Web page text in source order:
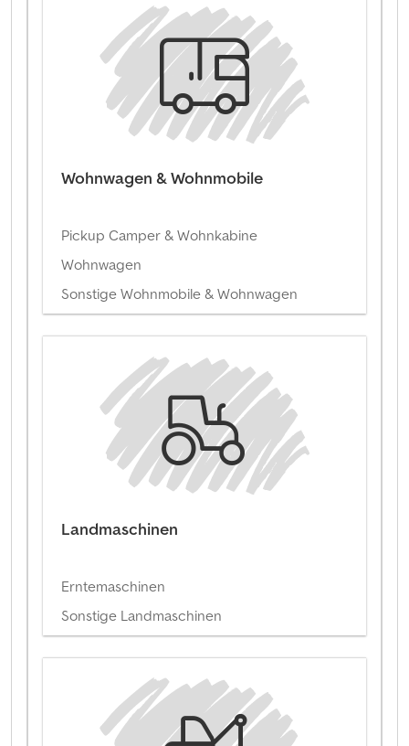
Wohnwagen & Wohnmobile
Pickup Camper & Wohnkabine
Wohnwagen
Sonstige Wohnmobile & Wohnwagen
Landmaschinen
Erntemaschinen
Sonstige Landmaschinen